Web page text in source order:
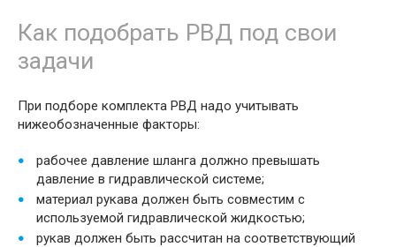
Как подобрать РВД под свои
задачи
При подборе комплекта РВД надо учитывать
нижеобозначенные факторы:
рабочее давление шланга должно превышать
давление в гидравлической системе;
материал рукава должен быть совместим с
используемой гидравлической жидкостью;
рукав должен быть рассчитан на соответствующий